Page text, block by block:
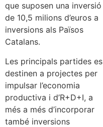
que suposen una inversió
de 10,5 milions d’euros a
inversions als Països
Catalans.
Les principals partides es
destinen a projectes per
impulsar l’economia
productiva i d’R+D+I, a
més a més d’incorporar
també inversions